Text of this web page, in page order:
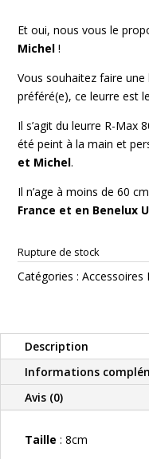
Et oui, nous vous le
Michel !
Vous souhaitez faire
préféré(e), ce leurre est
Il s’agit du leurre R-Max
été peint à la main et
et Michel.
Il n’age à moins de 60
France et en Benelux
Rupture de stock
Catégories :Accessoires
Description
Informations
Avis (0)
Taille : 8cm